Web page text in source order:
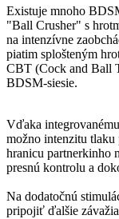
Existuje mnoho
"Ball Crusher" s
na intenzívne
piatim splošteným
CBT (Cock and Ball
BDSM-siesie.
Vďaka
možno intenzitu tlaku
hranicu partnerkinho
presnú kontrolu a
Na dodatočnú
pripojiť ďalšie